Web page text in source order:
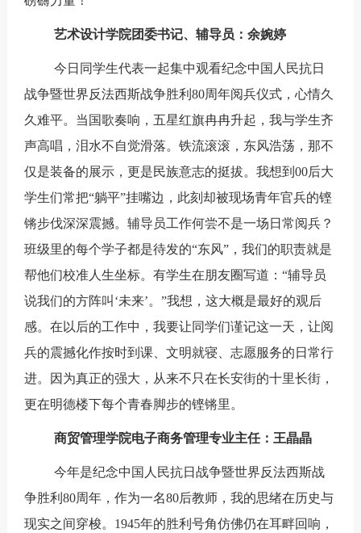
艺术设计学院团委书记、辅导员：余婉婷
今日同学生代表一起集中观看纪念中国人民抗日
战争暨世界反法西斯战争胜利80周年阅兵仪式，心情久
久难平。当国歌奏响，五星红旗冉冉升起，我与学生齐
声高唱，泪水不自觉滑落。铁流滚滚，东风浩荡，那不
仅是装备的展示，更是民族意志的挺拔。我想到00后大
学生们常把“躺平”挂嘴边，此刻却被现场青年官兵的铿
锵步伐深深震撼。辅导员工作何尝不是一场日常阅兵？
班级里的每个学子都是待发的“东风”，我们的职责就是
帮他们校准人生坐标。有学生在朋友圈写道：“辅导员
说我们的方阵叫‘未来’。”我想，这大概是最好的观后
感。在以后的工作中，我要让同学们谨记这一天，让阅
兵的震撼化作按时到课、文明就寝、志愿服务的日常行
进。因为真正的强大，从来不只在长安街的十里长街，
更在明德楼下每个青春脚步的铿锵里。
商贸管理学院电子商务管理专业主任：王晶晶
今年是纪念中国人民抗日战争暨世界反法西斯战
争胜利80周年，作为一名80后教师，我的思绪在历史与
现实之间穿梭。1945年的胜利号角仿佛仍在耳畔回响，